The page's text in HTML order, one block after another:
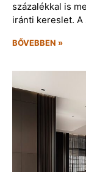
százalékkal is
iránti kereslet.
BŐVEBBEN »